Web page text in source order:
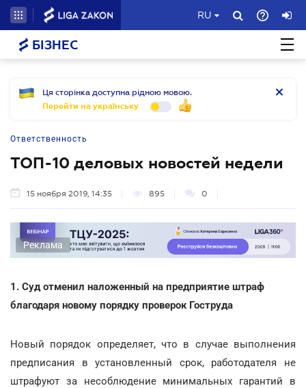
RU
БІЗНЕС
Ця сторінка доступна рідною мовою.
Перейти на українську
Ответственность
ТОП-10 деловых новостей недели
15 ноября 2019, 14:35 895 0
Реклама
1. Суд отменил наложенный на предприятие штраф
благодаря новому порядку проверок Гоструда
Новый порядок определяет, что в случае выполнения
предписания в установленный срок, работодателя не
штрафуют за несоблюдение минимальных гарантий в